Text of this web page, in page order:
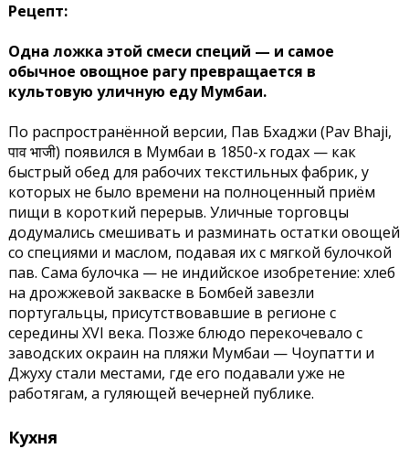
Рецепт:
Одна ложка этой смеси специй — и самое
обычное овощное рагу превращается в
культовую уличную еду Мумбаи.
По распространённой версии, Пав Бхаджи (Pav Bhaji,
पाव भाजी) появился в Мумбаи в 1850-х годах — как
быстрый обед для рабочих текстильных фабрик, у
которых не было времени на полноценный приём
пищи в короткий перерыв. Уличные торговцы
додумались смешивать и разминать остатки овощей
со специями и маслом, подавая их с мягкой булочкой
пав. Сама булочка — не индийское изобретение: хлеб
на дрожжевой закваске в Бомбей завезли
португальцы, присутствовавшие в регионе с
середины XVI века. Позже блюдо перекочевало с
заводских окраин на пляжи Мумбаи — Чоупатти и
Джуху стали местами, где его подавали уже не
работягам, а гуляющей вечерней публике.
Кухня